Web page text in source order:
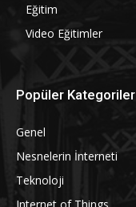
Eğitim
Video Eğitimler
Popüler Kategoriler
Genel
Nesnelerin İnterneti
Teknoloji
Internet of Things